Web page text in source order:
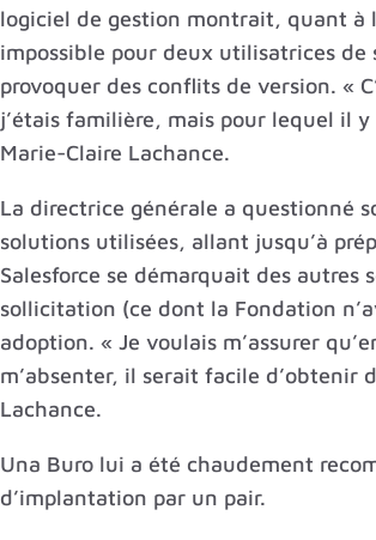
logiciel de gestion montrait, quant à
impossible pour deux utilisatrices de
provoquer des conflits de version. «
j’étais familière, mais pour lequel il
Marie-Claire Lachance.
La directrice générale a questionné
solutions utilisées, allant jusqu’à
Salesforce se démarquait des autres
sollicitation (ce dont la Fondation
adoption. « Je voulais m’assurer
m’absenter, il serait facile d’obtenir
Lachance.
Una Buro lui a été chaudement
d’implantation par un pair.